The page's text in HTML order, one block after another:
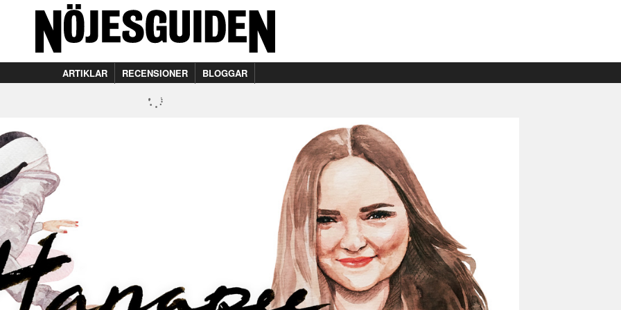
ARTIKLAR RECENSIONER BLOGGAR